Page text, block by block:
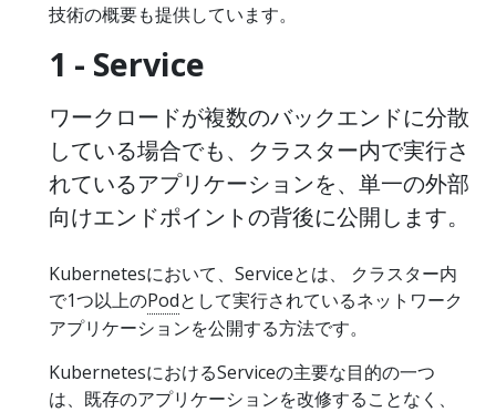
技術の概要も提供しています。
1 - Service
ワークロードが複数のバックエンドに分散
している場合でも、クラスター内で実行さ
れているアプリケーションを、単一の外部
向けエンドポイントの背後に公開します。
Kubernetesにおいて、Serviceとは、 クラスター内
で1つ以上のPodとして実行されているネットワーク
アプリケーションを公開する方法です。
KubernetesにおけるServiceの主要な目的の一つ
は、既存のアプリケーションを改修することなく、